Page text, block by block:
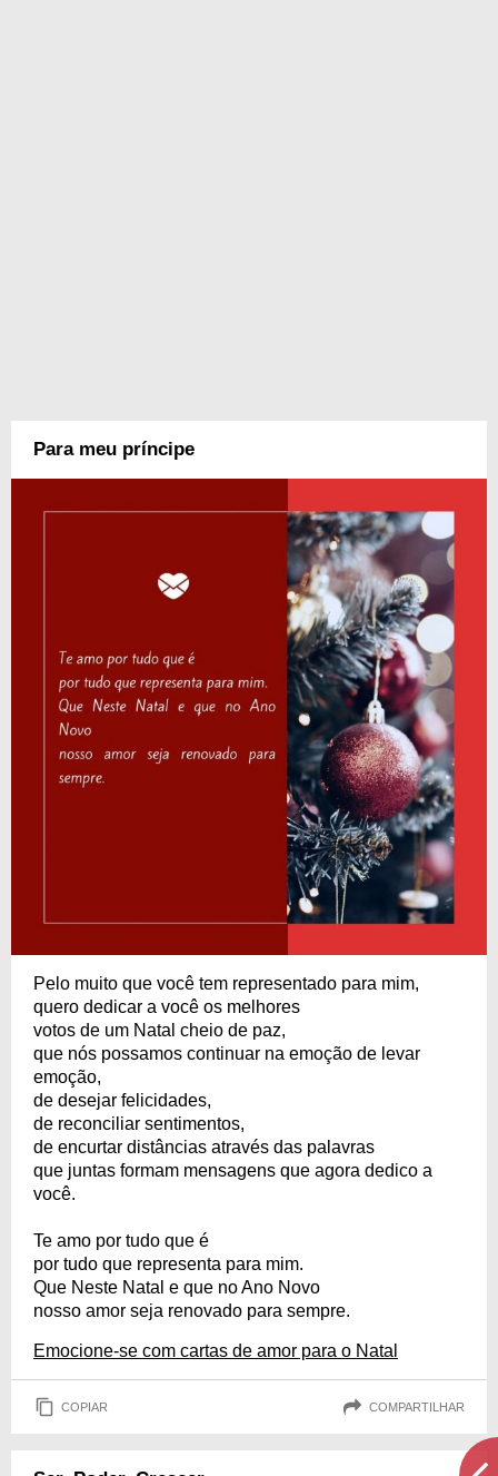
Para meu príncipe
Pelo muito que você tem representado para mim,
quero dedicar a você os melhores
votos de um Natal cheio de paz,
que nós possamos continuar na emoção de levar
emoção,
de desejar felicidades,
de reconciliar sentimentos,
de encurtar distâncias através das palavras
que juntas formam mensagens que agora dedico a
você.
Te amo por tudo que é
por tudo que representa para mim.
Que Neste Natal e que no Ano Novo
nosso amor seja renovado para sempre.
Emocione-se com cartas de amor para o Natal
COPIAR COMPARTILHAR